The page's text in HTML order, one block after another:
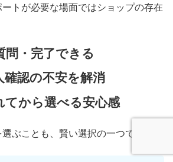
トが必要な場面ではショップの存在
問・完了できる
確認の不安を解消
てから選べる安心感
ぶことも、賢い選択の一つです。